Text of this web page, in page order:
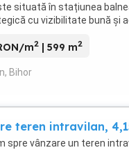
situată în stațiunea
cu vizibilitate bună și
m2 | 599 m2
Bihor
teren intravilan,
spre vânzare un teren